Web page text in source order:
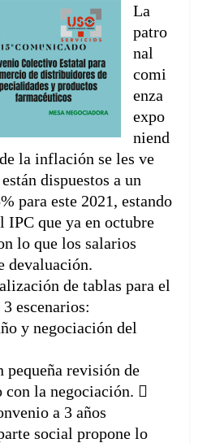
La
patro
nal
comi
enza
expo
niend
la inflación se les ve
dispuestos a un
para este 2021, estando
IPC que ya en octubre
lo que los salarios
devaluación.
de tablas para el
escenarios:
y negociación del
pequeña revisión de
con la negociación. 
a 3 años
social propone lo